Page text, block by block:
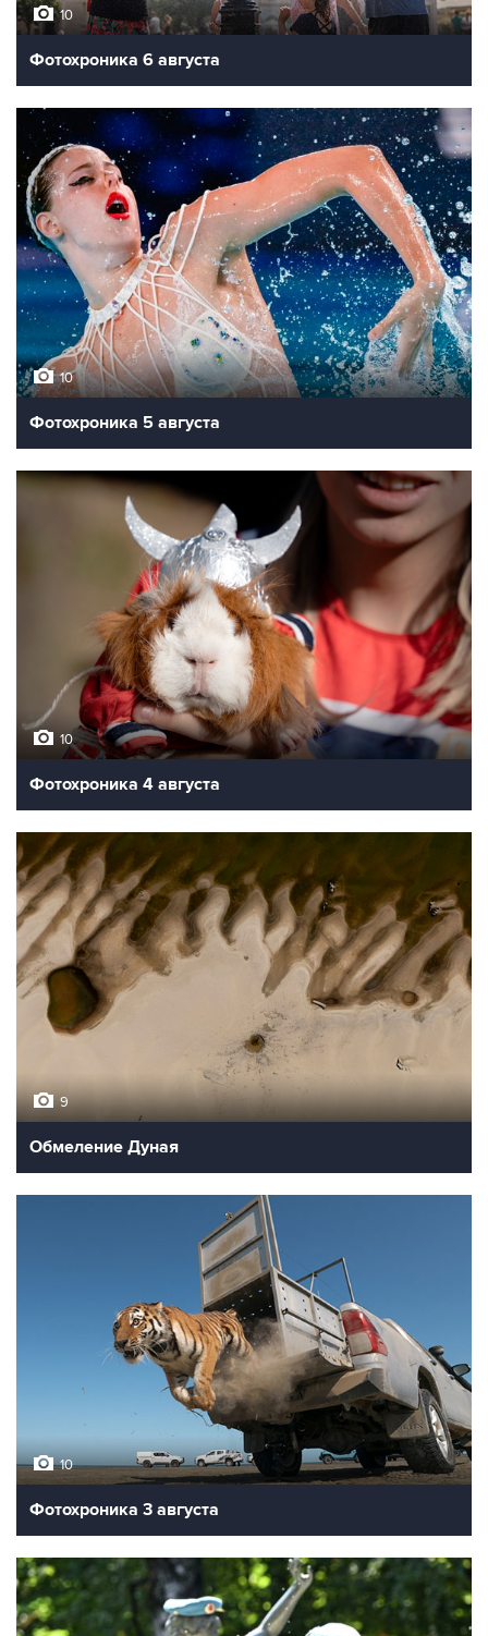
10
Фотохроника 6 августа
10
Фотохроника 5 августа
10
Фотохроника 4 августа
9
Обмеление Дуная
10
Фотохроника 3 августа